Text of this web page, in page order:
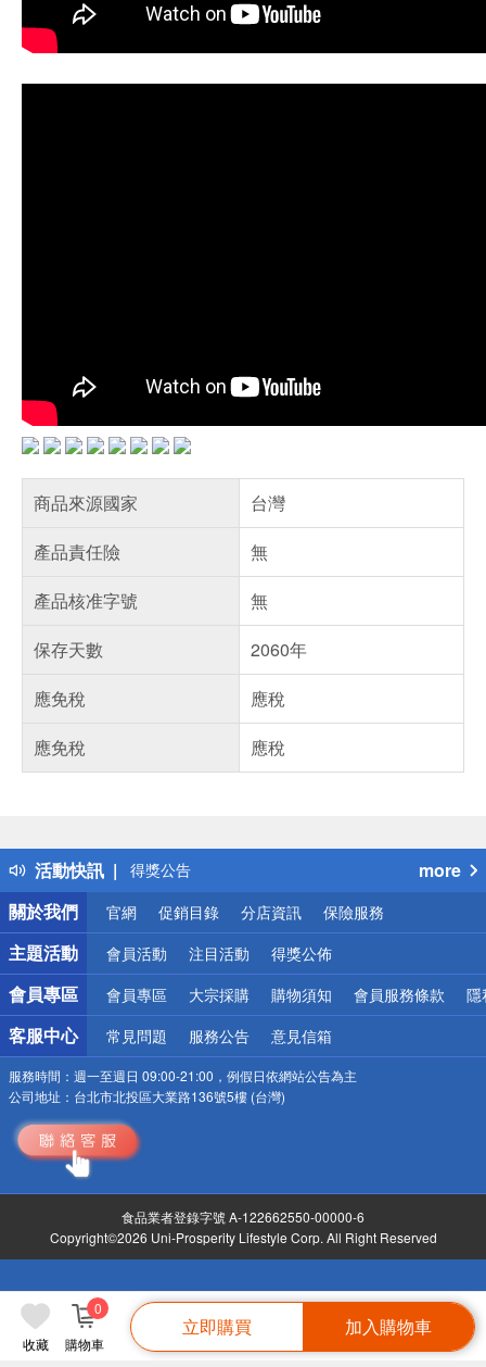
收藏 購物車
0
立即購買 加入購物車
商品來源國家
台灣
產品責任險
無
產品核准字號
無
保存天數
2060年
應免稅
應稅
應免稅
應稅
活動快訊
詐騙網頁！請小心！
得獎公告
熱門話題
銀行優惠
偏遠地區配送
詐騙網頁！請小心！
more
關於我們
官網 促銷目錄 分店資訊 保險服務
主題活動 會員活動 注目活動 得獎公佈
會員專區 會員專區 大宗採購 購物須知 會員服務條款 隱
客服中心 常見問題 服務公告 意見信箱
服務時間： 週一至週日 09:00-21:00，例假日依網站公告為主
公司地址： 台北市北投區大業路136號5樓 (台灣)
食品業者登錄字號 A-122662550-00000-6
Copyright©2026 Uni-Prosperity Lifestyle Corp. All Right Reserved